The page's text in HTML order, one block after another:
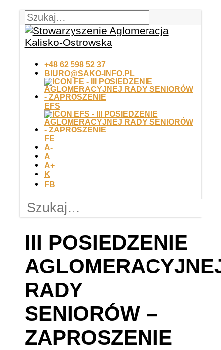
+48 62 598 52 37
BIURO@SAKO-INFO.PL
EFS
FE
A-
A
A+
K
FB
III POSIEDZENIE
RADY
SENIORÓW –
ZAPROSZENIE